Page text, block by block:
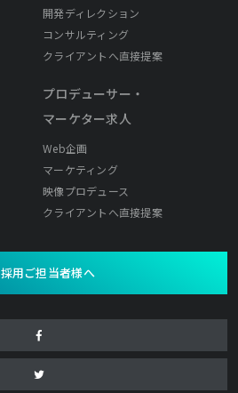
開発ディレクション
コンサルティング
クライアントへ直接提案
プロデューサー・
マーケター求人
Web企画
マーケティング
映像プロデュース
クライアントへ直接提案
採用ご担当者様へ